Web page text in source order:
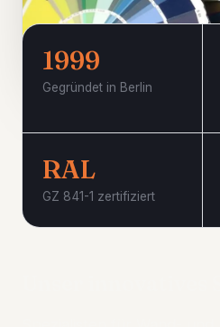
Holm Draber – Inhaber & Gründer
1999
Gegründet in Berlin
RAL
GZ 841-1 zertifiziert